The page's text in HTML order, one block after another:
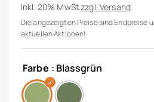
Inkl. 20% MwSt.zzgl.Versand
Die angezeigten Preise sind Endpreise
aktuellen Aktionen!
Farbe : Blassgrün